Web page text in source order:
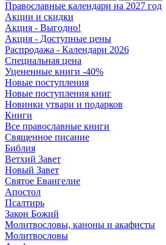
Православные календари на 2027 год
Акции и скидки
Акция - Выгодно!
Акция - Доступные цены
Распродажа - Календари 2026
Специальная цена
Уцененные книги -40%
Новые поступления
Новые поступления книг
Новинки утвари и подарков
Книги
Все православные книги
Священное писание
Библия
Ветхий Завет
Новый Завет
Святое Евангелие
Апостол
Псалтирь
Закон Божий
Молитвословы, каноны и акафисты
Молитвословы